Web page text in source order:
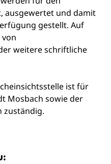
ausgewertet und damit
gestellt. Auf
weitere schriftliche
ist für
Mosbach sowie der
zuständig.